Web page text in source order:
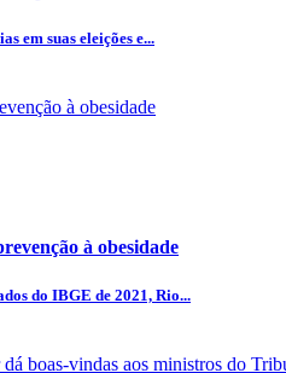
em suas eleições e...
à obesidade
do IBGE de 2021, Rio...